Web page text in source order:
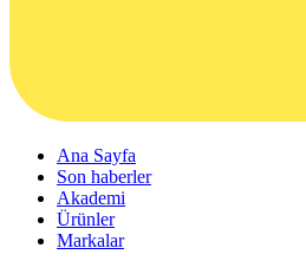
Ana Sayfa
Son haberler
Akademi
Ürünler
Markalar